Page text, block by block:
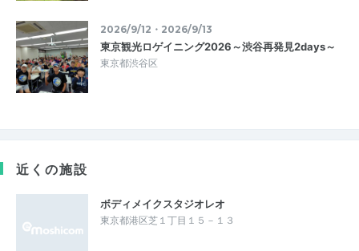
2026/9/12・2026/9/13
東京観光ロゲイニング2026～渋谷再発見2days～
東京都渋谷区
近くの施設
ボディメイクスタジオレオ
東京都港区芝１丁目１５－１３